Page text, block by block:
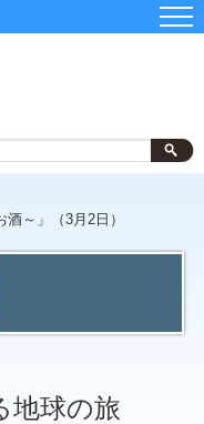
～」（3月2日）
地球の旅